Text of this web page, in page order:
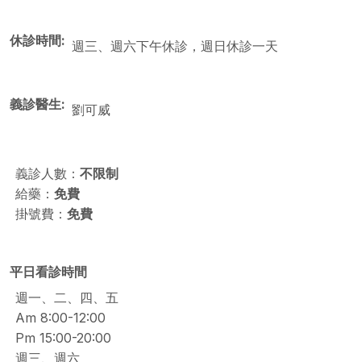
休診時間 週三、週六下午休診，週日休診一天
義診醫生 劉可威
義診人數： 不限制
給藥： 免費
掛號費： 免費
平日看診時間
週一、二、四、五
Am 8:00-12:00
Pm 15:00-20:00
週三、週六